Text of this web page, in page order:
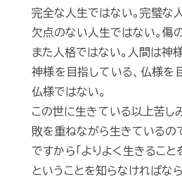
完全な人生ではない。完璧な
欠点のない人生ではない。傷
また人格ではない。人間は神
神様を目指している、仏様を
仏様ではない。
この世に生きている以上苦し
敗を重ねながら生きているの
ですから「よりよく生きること
ということを知らなければな